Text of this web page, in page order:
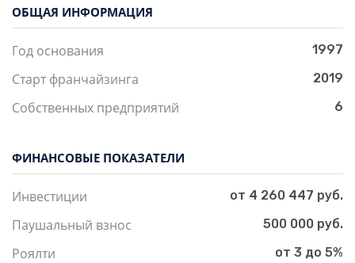
ОБЩАЯ ИНФОРМАЦИЯ
Год основания 1997
Старт франчайзинга 2019
Собственных предприятий 6
ФИНАНСОВЫЕ ПОКАЗАТЕЛИ
Инвестиции от 4 260 447 руб.
Паушальный взнос 500 000 руб.
Роялти от 3 до 5%